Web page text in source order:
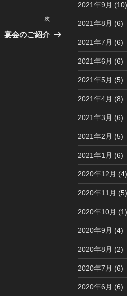
次
の
次
宴会のご紹介
2021年9月 (10)
2021年8月 (6)
2021年7月 (6)
2021年6月 (6)
2021年5月 (5)
2021年4月 (8)
2021年3月 (6)
2021年2月 (5)
2021年1月 (6)
2020年12月 (4)
2020年11月 (5)
2020年10月 (1)
2020年9月 (4)
2020年8月 (2)
2020年7月 (6)
2020年6月 (6)